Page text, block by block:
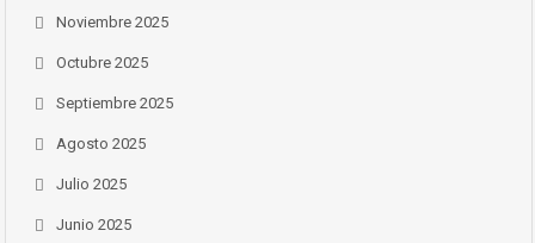
Noviembre 2025
Octubre 2025
Septiembre 2025
Agosto 2025
Julio 2025
Junio 2025